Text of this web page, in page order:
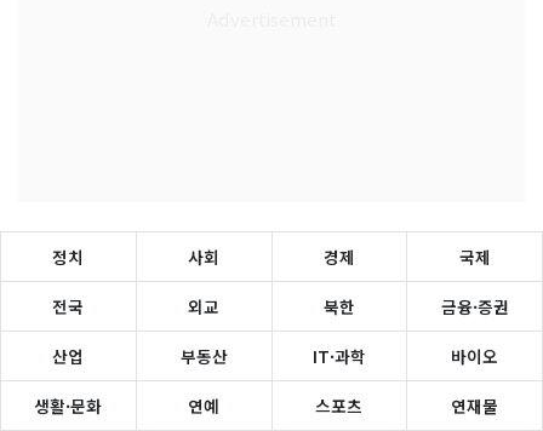
정치 사회 경제 국제
전국 외교 북한 금융·증권
산업 부동산 IT·과학 바이오
생활·문화 연예 스포츠 연재물